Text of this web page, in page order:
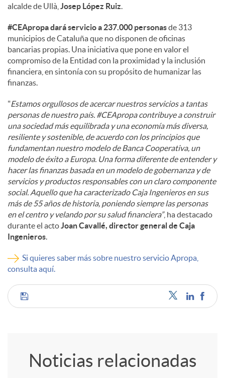
o
s
alcalde de Ullà, Josep López Ruiz.
#CEApropa dará servicio a 237.000 personasde 313
municipios de Cataluña que no disponen de oficinas
bancarias propias. Una iniciativa que pone en valor el
compromiso de la Entidad con la proximidad y la inclusión
financiera, en sintonía con su propósito de humanizar las
finanzas.
"Estamos orgullosos de acercar nuestros servicios a tantas
personas de nuestro país. #CEApropa contribuye a construir
una sociedad más equilibrada y una economía más diversa,
resiliente y sostenible, de acuerdo con los principios que
fundamentan nuestro modelo de Banca Cooperativa, un
modelo de éxito a Europa. Una forma diferente de entender y
hacer las finanzas basada en un modelo de gobernanza y de
servicios y productos responsables con un claro componente
social. Aquello que ha caracterizado Caja Ingenieros en sus
más de 55 años de historia, poniendo siempre las personas
en el centro y velando por su salud financiera”, ha destacado
durante el actoJoan Cavallé, director general de Caja
Ingenieros.
Si quieres saber más sobre nuestro servicio Apropa,
consulta aquí.
C
Noticias relacionadas